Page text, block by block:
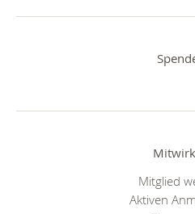
Mitglied
Aktiven